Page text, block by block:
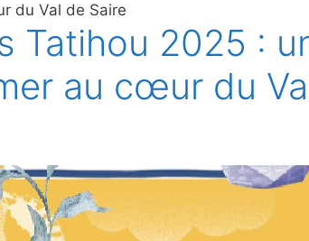
du Val de Saire
Tatihou 2025 :
au cœur du